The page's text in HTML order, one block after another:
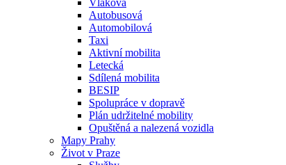
Vlaková
Autobusová
Automobilová
Taxi
Aktivní mobilita
Letecká
Sdílená mobilita
BESIP
Spolupráce v dopravě
Plán udržitelné mobility
Opuštěná a nalezená vozidla
Mapy Prahy
Život v Praze